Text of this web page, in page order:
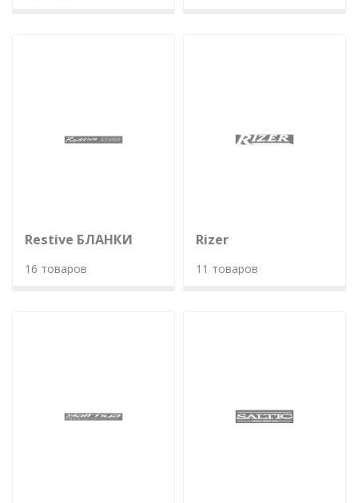
Restive БЛАНКИ
16 товаров
Rizer
11 товаров